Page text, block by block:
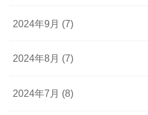
2024年9月 (7)
2024年8月 (7)
2024年7月 (8)